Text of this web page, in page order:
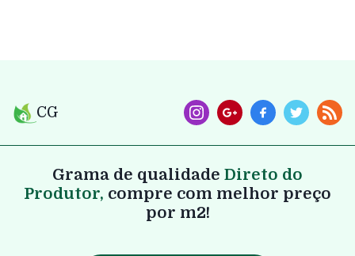
CG
Grama de qualidade Direto do
Produtor, compre com melhor preço
por m2!